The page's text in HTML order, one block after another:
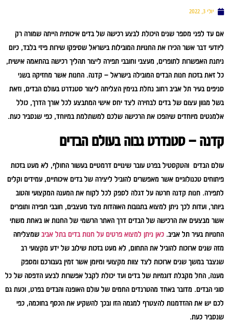
יולי 3, 2022
אם עד לפני מספר שנים היכולת לבצע רכישה של בדים איכותית הייתה שמורה רק
ליודעי דבר אשר הכירו את החנויות המובילות בישראל שסיפקו שירות פיזי בלבד, כיום
ניתנת האפשרות לתופרים, מעצבי וחובבי תפירה ליצור תהליך רכישה בהתאמה אישית,
כל זאת בזכות חנות הבדים המובילה בישראל – קדנה. החנות אשר מחזיקה בשני
סניפים בעיר תל אביב רחוב נחלת בנימין הצליחה ליצור סטנדרט בעולם הבדים, וזאת
בשל מגוון עצום של בדים לבחירה לצד יחס אישי המתבצע לכל אורך הדרך, כולל
אלמנטים מיוחדים שיהפכו את הרכישה שלכם למשתלמת במיוחד, כפי שנסביר כעת.
קדנה – סטנדרט גבוה בעולם הבדים
עולם הבדים והטקסטיל בפרט עובר שינויים דרמטיים בעשור החולף, לא מעט בזכות
פיתוחים טכנולוגיים אשר מאפשרים להוביל ליצירה של בדים איכותיים, עמידים וקלים
לתפירה. חנות קדנה חרטה על דגלה לספק לכל לקוח את המענה המקצועי והטוב
ביותר, ועדות לכך ניתן למצוא בתגובות האוהדות מצד מעצבים, חובבי תפירה ותופרים
אשר מבצעים את הרכישה של הבדים דרך האתר הרשמי של החנות או באחת משתי
החנויות בעיר תל אביב. כאן ניתן למצוא פרטים על חנות בדים בתל אביב שמצליחה
מזה שנים ארוכות להוביל את התחום, לא מעט בזכות שילוב של ידע מקצועי רב
שנצבר במשך שנים ארוכות לצד צוות מקצועי ומיומן אשר זמין בעבורכם ומספק
מענה, החל מקבלת דוגמיות של בדים ועד יכולת לקבל אפשרות לבצע הדפסה של כל
סוגי הבדים. מדובר באחד מהטרנדים החמים של עולם האופנה והבדים בפרט, וכעת גם
לכם יש את ההזדמנות להצטרף למגמה הזו ובכך להשקיע את הכסף בחוכמה, כפי
שנסביר כעת.